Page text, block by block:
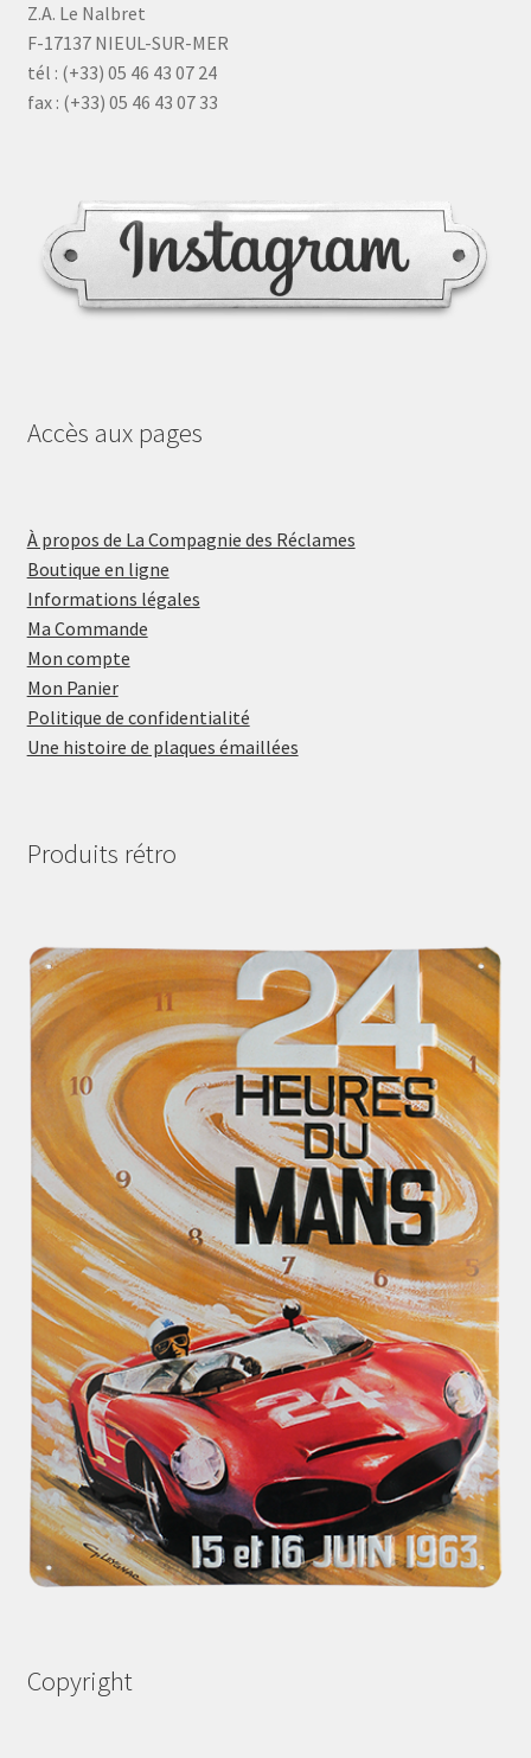
Z.A. Le Nalbret
F-17137 NIEUL-SUR-MER
tél : (+33) 05 46 43 07 24
fax : (+33) 05 46 43 07 33
Accès aux pages
À propos de La Compagnie des Réclames
Boutique en ligne
Informations légales
Ma Commande
Mon compte
Mon Panier
Politique de confidentialité
Une histoire de plaques émaillées
Produits rétro
Copyright